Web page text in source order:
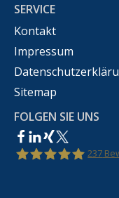
SERVICE
Kontakt
Impressum
Sitemap
FOLGEN SIE UNS
237